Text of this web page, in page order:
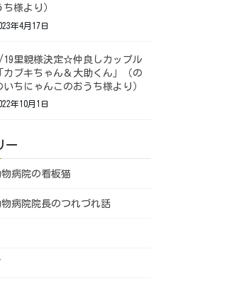
ち様より）
年4月17日
19里親様決定☆仲良しカップル
カブキちゃん＆大助くん」（の
いちにゃんこのおうち様より）
年10月1日
ー
病院の看板猫
病院院長のつれづれ話